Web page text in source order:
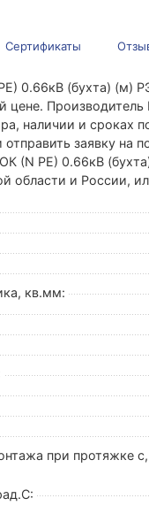
Сертификаты
0.66кВ (бухта) (м)
Производитель
наличии и сроках
отправить заявку на
(N PE) 0.66кВ
области и России,
кв.мм:
при протяжке с,